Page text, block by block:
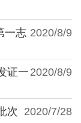
2020/8/9
一志
2020/8/9
证一
2020/7/28
次